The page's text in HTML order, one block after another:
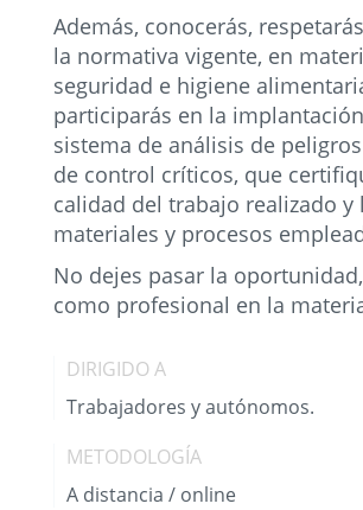
Además, conocerás,
la normativa vigente, en
seguridad e higiene
participarás en la
sistema de análisis de
de control críticos, que
calidad del trabajo realizado y
materiales y procesos
No dejes pasar la
como profesional en la
DIRIGIDO A
Trabajadores y autónomos.
METODOLOGÍA
A distancia / online